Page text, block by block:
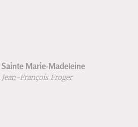
Sainte Marie-Madeleine
Jean-François Froger